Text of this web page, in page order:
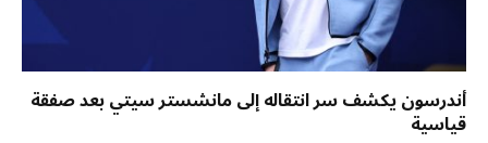
أندرسون يكشف سر انتقاله إلى مانشستر سيتي بعد صفقة
قياسية